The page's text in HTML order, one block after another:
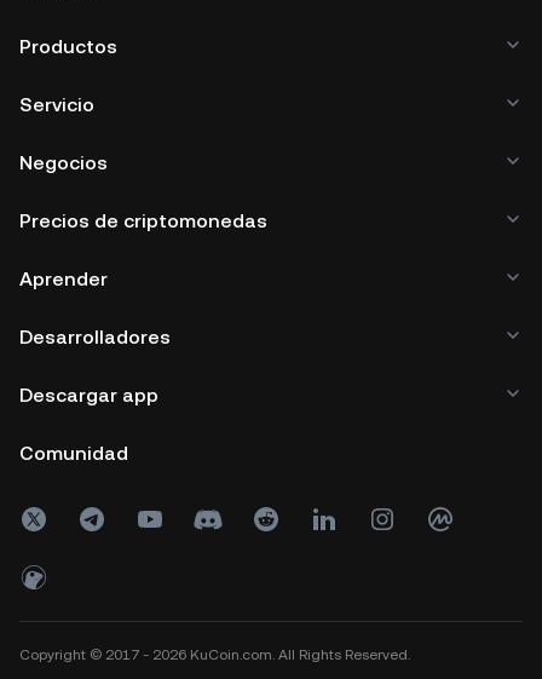
Productos
Servicio
Negocios
Precios de criptomonedas
Aprender
Desarrolladores
Descargar app
Comunidad
Copyright © 2017 - 2026 KuCoin.com. All Rights Reserved.